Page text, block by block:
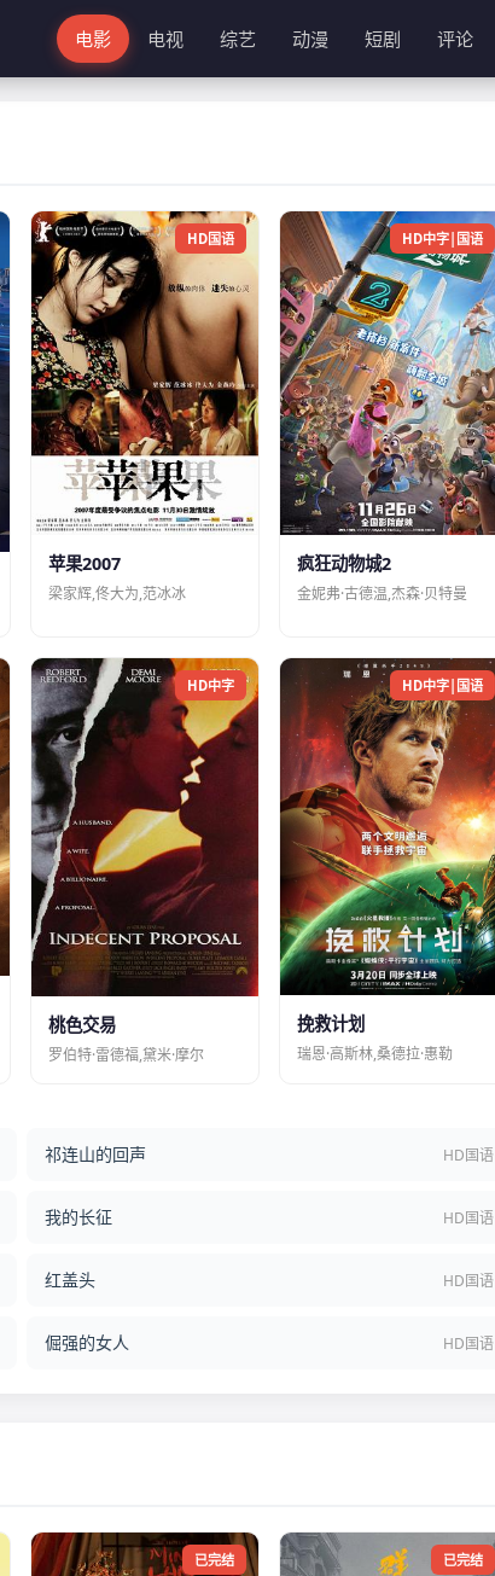
电影 电视 综艺 动漫 短剧 评论
HD国语
苹果2007
梁家辉,佟大为,范冰冰
HD中字|国语
疯狂动物城2
金妮弗·古德温,杰森·贝特曼
HD中字
桃色交易
罗伯特·雷德福,黛米·摩尔
HD中字|国语
挽救计划
瑞恩·高斯林,桑德拉·惠勒
祁连山的回声 HD国语
我的长征 HD国语
红盖头 HD国语
倔强的女人 HD国语
已完结 已完结